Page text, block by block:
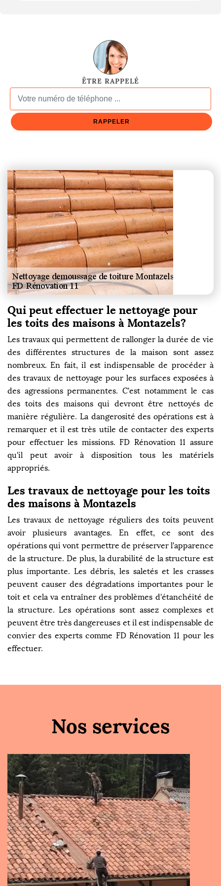
ÊTRE RAPPELÉ
Qui peut effectuer le nettoyage pour
les toits des maisons à Montazels?
Les travaux qui permettent de rallonger la durée de vie
des différentes structures de la maison sont assez
nombreux. En fait, il est indispensable de procéder à
des travaux de nettoyage pour les surfaces exposées à
des agressions permanentes. C'est notamment le cas
des toits des maisons qui devront être nettoyés de
manière régulière. La dangerosité des opérations est à
remarquer et il est très utile de contacter des experts
pour effectuer les missions. FD Rénovation 11 assure
qu'il peut avoir à disposition tous les matériels
appropriés.
Les travaux de nettoyage pour les toits
des maisons à Montazels
Les travaux de nettoyage réguliers des toits peuvent
avoir plusieurs avantages. En effet, ce sont des
opérations qui vont permettre de préserver l'apparence
de la structure. De plus, la durabilité de la structure est
plus importante. Les débris, les saletés et les crasses
peuvent causer des dégradations importantes pour le
toit et cela va entraîner des problèmes d'étanchéité de
la structure. Les opérations sont assez complexes et
peuvent être très dangereuses et il est indispensable de
convier des experts comme FD Rénovation 11 pour les
effectuer.
Nos services